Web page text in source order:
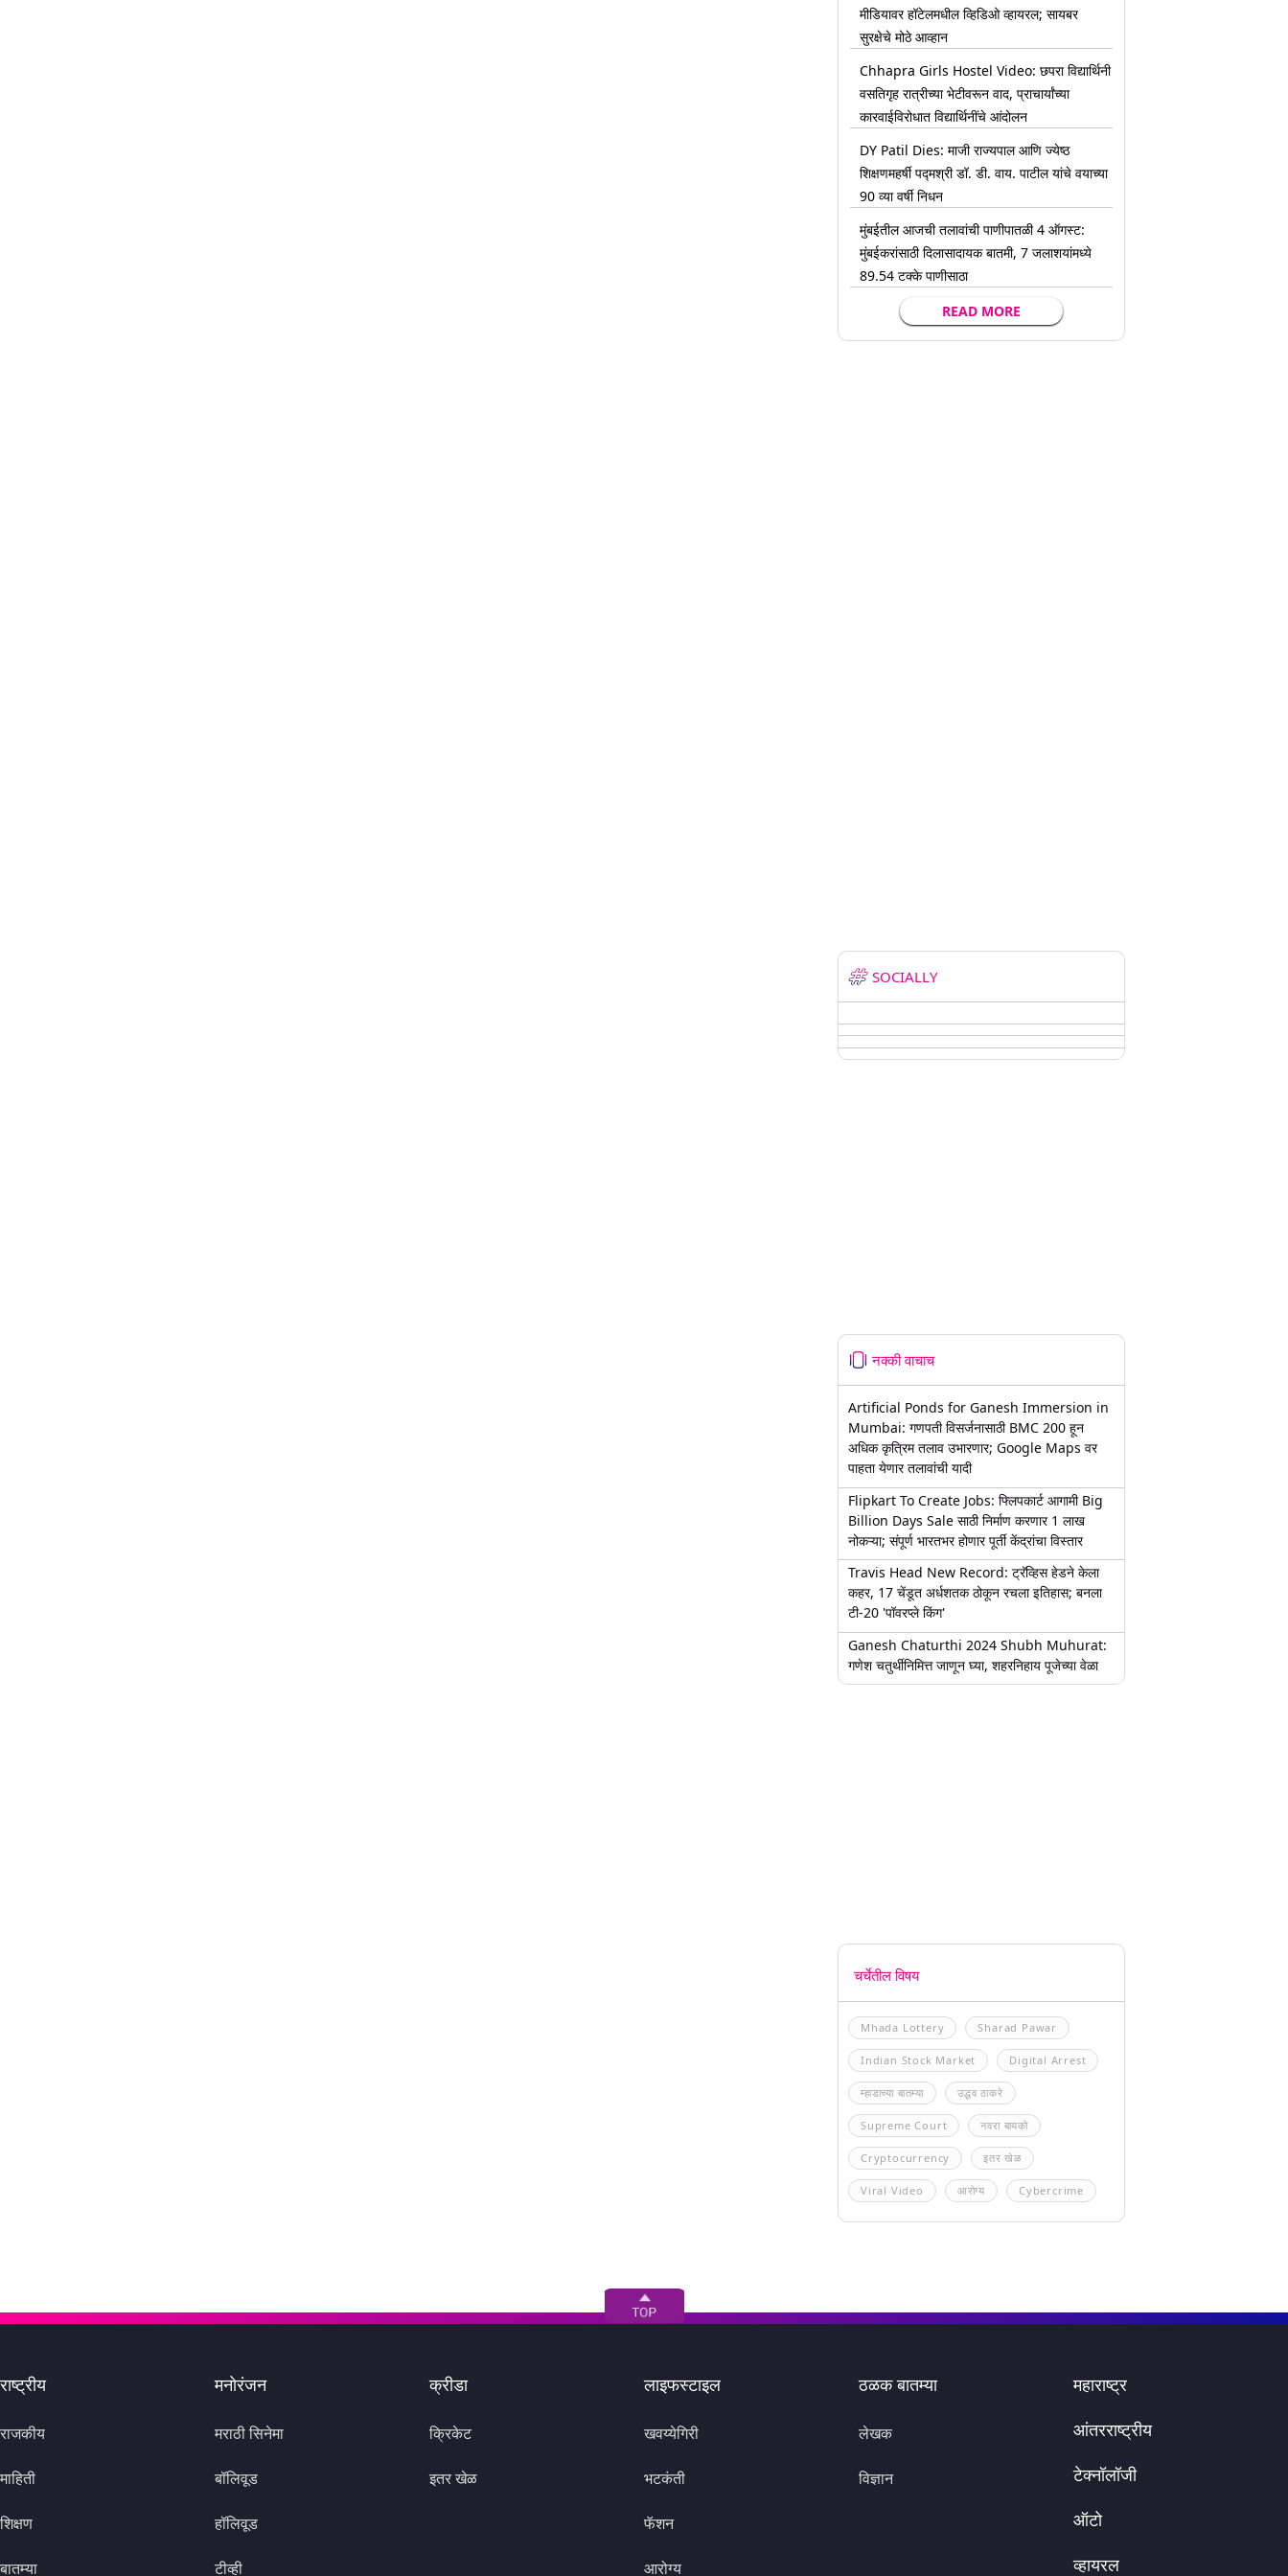
मीडियावर हॉटेलमधील व्हिडिओ व्हायरल; सायबर
सुरक्षेचे मोठे आव्हान
Chhapra Girls Hostel Video: छपरा विद्यार्थिनी
वसतिगृह रात्रीच्या भेटीवरून वाद, प्राचार्यांच्या
कारवाईविरोधात विद्यार्थिनींचे आंदोलन
DY Patil Dies: माजी राज्यपाल आणि ज्येष्ठ
शिक्षणमहर्षी पद्मश्री डॉ. डी. वाय. पाटील यांचे वयाच्या
90 व्या वर्षी निधन
मुंबईतील आजची तलावांची पाणीपातळी 4 ऑगस्ट:
मुंबईकरांसाठी दिलासादायक बातमी, 7 जलाशयांमध्ये
89.54 टक्के पाणीसाठा
READ MORE
SOCIALLY
नक्की वाचाच
Artificial Ponds for Ganesh Immersion in
Mumbai: गणपती विसर्जनासाठी BMC 200 हून
अधिक कृत्रिम तलाव उभारणार; Google Maps वर
पाहता येणार तलावांची यादी
Flipkart To Create Jobs: फ्लिपकार्ट आगामी Big
Billion Days Sale साठी निर्माण करणार 1 लाख
नोकऱ्या; संपूर्ण भारतभर होणार पूर्ती केंद्रांचा विस्तार
Travis Head New Record: ट्रॅव्हिस हेडने केला
कहर, 17 चेंडूत अर्धशतक ठोकून रचला इतिहास; बनला
टी-20 'पॉवरप्ले किंग'
Ganesh Chaturthi 2024 Shubh Muhurat:
गणेश चतुर्थीनिमित्त जाणून घ्या, शहरनिहाय पूजेच्या वेळा
चर्चेतील विषय
Mhada Lottery Sharad Pawar
Indian Stock Market Digital Arrest
म्हाडाच्या बातम्या उद्धव ठाकरे
Supreme Court नवरा बायको
Cryptocurrency इतर खेळ
Viral Video आरोग्य Cybercrime
राष्ट्रीय
राजकीय
माहिती
शिक्षण
बातम्या
मनोरंजन
मराठी सिनेमा
बॉलिवूड
हॉलिवूड
टीव्ही
क्रीडा
क्रिकेट
इतर खेळ
लाइफस्टाइल
खवय्येगिरी
भटकंती
फॅशन
आरोग्य
ठळक बातम्या
लेखक
विज्ञान
महाराष्ट्र
आंतरराष्ट्रीय
टेक्नॉलॉजी
ऑटो
व्हायरल